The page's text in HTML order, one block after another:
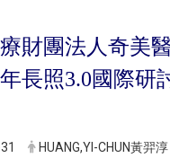
財團法人奇美
年長照3.0國際研
HUANG,YI-CHUN黃羿淳